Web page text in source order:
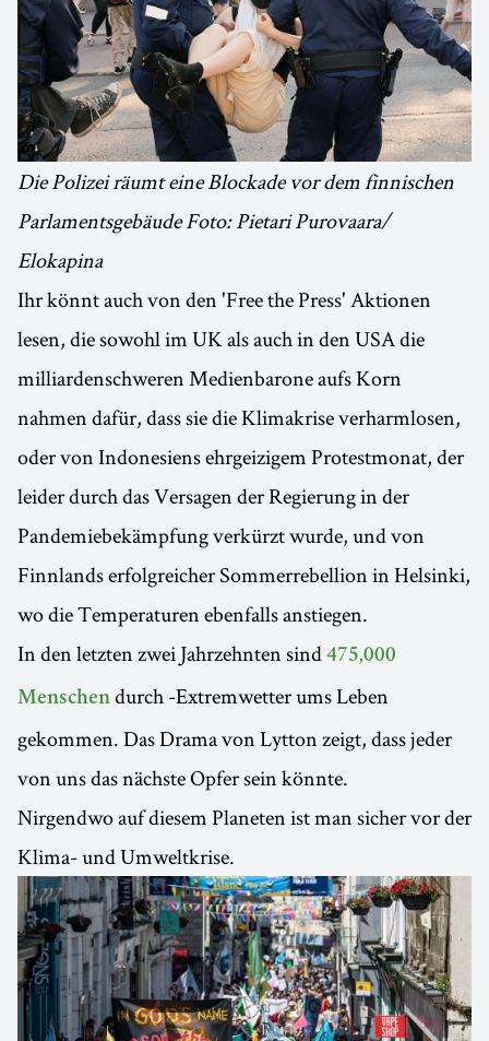
Die Polizei räumt eine Blockade vor dem finnischen
Parlamentsgebäude Foto: Pietari Purovaara/
Elokapina
Ihr könnt auch von den 'Free the Press' Aktionen
lesen, die sowohl im UK als auch in den USA die
milliardenschweren Medienbarone aufs Korn
nahmen dafür, dass sie die Klimakrise verharmlosen,
oder von Indonesiens ehrgeizigem Protestmonat, der
leider durch das Versagen der Regierung in der
Pandemiebekämpfung verkürzt wurde, und von
Finnlands erfolgreicher Sommerrebellion in Helsinki,
wo die Temperaturen ebenfalls anstiegen.
In den letzten zwei Jahrzehnten sind 475,000
Menschen durch -Extremwetter ums Leben
gekommen. Das Drama von Lytton zeigt, dass jeder
von uns das nächste Opfer sein könnte.
Nirgendwo auf diesem Planeten ist man sicher vor der
Klima- und Umweltkrise.